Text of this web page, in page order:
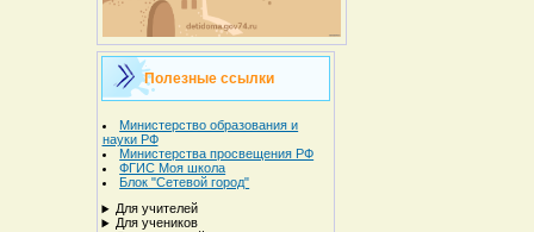
Полезные ссылки
Министерство образования и
науки РФ
Министерства просвещения РФ
ФГИС Моя школа
Блок "Сетевой город"
Для учителей
Для учеников